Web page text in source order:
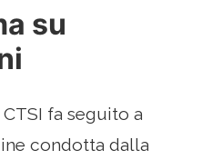
su
fa seguito a
condotta dalla